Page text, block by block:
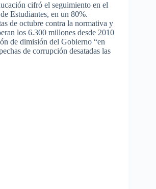
cifró el seguimiento en el
Estudiantes, en un 80%.
de octubre contra la normativa y
los 6.300 millones desde 2010
de dimisión del Gobierno “en
de corrupción desatadas las